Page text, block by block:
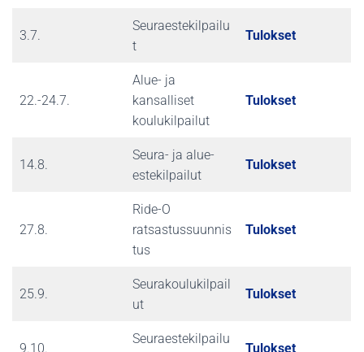
3.7.
Seuraestekilpailu
t
Tulokset
22.-24.7.
Alue- ja
kansalliset
koulukilpailut
Tulokset
14.8.
Seura- ja alue-
estekilpailut
Tulokset
27.8.
Ride-O
ratsastussuunnis
tus
Tulokset
25.9.
Seurakoulukilpail
ut
Tulokset
9.10.
Seuraestekilpailu
Tulokset